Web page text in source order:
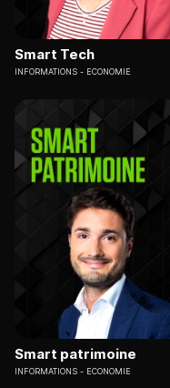
Smart Tech
INFORMATIONS ECONOMIE
Smart patrimoine
INFORMATIONS ECONOMIE